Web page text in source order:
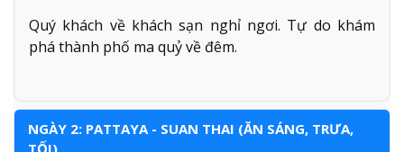
Quý khách về khách sạn nghỉ ngơi. Tự do khám
phá thành phố ma quỷ về đêm.
NGÀY 2: PATTAYA - SUAN THAI (ĂN SÁNG, TRƯA,
TỐI)